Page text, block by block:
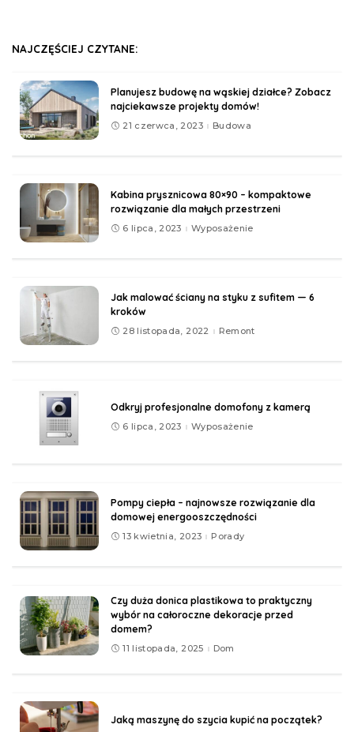
NAJCZĘŚCIEJ CZYTANE:
Planujesz budowę na wąskiej działce? Zobacz
najciekawsze projekty domów!
21 czerwca, 2023 Budowa
Kabina prysznicowa 80×90 – kompaktowe
rozwiązanie dla małych przestrzeni
6 lipca, 2023 Wyposażenie
Jak malować ściany na styku z sufitem — 6
kroków
28 listopada, 2022 Remont
Odkryj profesjonalne domofony z kamerą
6 lipca, 2023 Wyposażenie
Pompy ciepła – najnowsze rozwiązanie dla
domowej energooszczędności
13 kwietnia, 2023 Porady
Czy duża donica plastikowa to praktyczny
wybór na całoroczne dekoracje przed
domem?
11 listopada, 2025 Dom
Jaką maszynę do szycia kupić na początek?